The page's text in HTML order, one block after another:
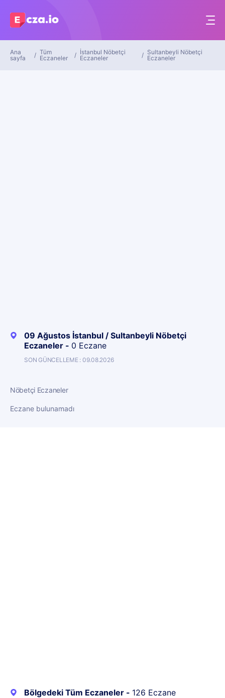
Ana
sayfa
Tüm
Eczaneler
İstanbul Nöbetçi
Eczaneler
Sultanbeyli Nöbetçi
Eczaneler
09 Ağustos İstanbul / Sultanbeyli Nöbetçi
Eczaneler - 0 Eczane
SON GÜNCELLEME : 09.08.2026
Nöbetçi Eczaneler
Eczane bulunamadı
Bölgedeki Tüm Eczaneler - 126 Eczane